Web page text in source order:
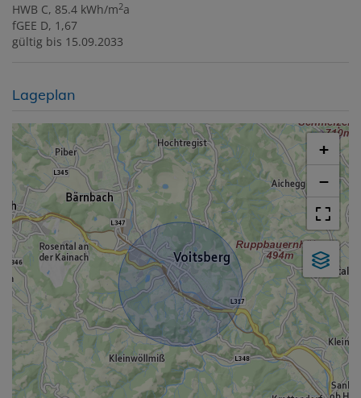
HWB C, 85.4 kWh/m2a
fGEE D, 1,67
gültig bis 15.09.2033
Lageplan
+
−